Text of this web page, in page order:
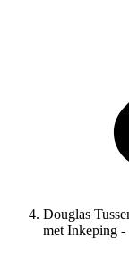
Douglas
met Inkeping